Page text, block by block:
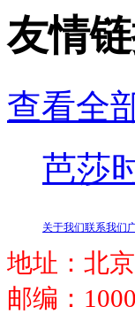
友情
查看全
芭莎
关于我们联系我们
地址：北
邮编：